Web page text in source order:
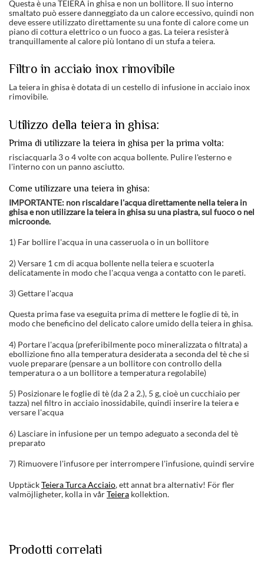
Questa è una TEIERA in ghisa e non un bollitore. Il suo interno
smaltato può essere danneggiato da un calore eccessivo, quindi non
deve essere utilizzato direttamente su una fonte di calore come un
piano di cottura elettrico o un fuoco a gas. La teiera resisterà
tranquillamente al calore più lontano di un stufa a teiera.
Filtro in acciaio inox rimovibile
La teiera in ghisa è dotata di un cestello di infusione in acciaio inox
rimovibile.
Utilizzo della teiera in ghisa:
Prima di utilizzare la teiera in ghisa per la prima volta:
risciacquarla 3 o 4 volte con acqua bollente. Pulire l'esterno e
l'interno con un panno asciutto.
Come utilizzare una teiera in ghisa:
IMPORTANTE: non riscaldare l'acqua direttamente nella teiera in
ghisa e non utilizzare la teiera in ghisa su una piastra, sul fuoco o nel
microonde.
1) Far bollire l'acqua in una casseruola o in un bollitore
2) Versare 1 cm di acqua bollente nella teiera e scuoterla
delicatamente in modo che l'acqua venga a contatto con le pareti.
3) Gettare l'acqua
Questa prima fase va eseguita prima di mettere le foglie di tè, in
modo che beneficino del delicato calore umido della teiera in ghisa.
4) Portare l'acqua (preferibilmente poco mineralizzata o filtrata) a
ebollizione fino alla temperatura desiderata a seconda del tè che si
vuole preparare (pensare a un bollitore con controllo della
temperatura o a un bollitore a temperatura regolabile)
5) Posizionare le foglie di tè (da 2 a 2.), 5 g, cioè un cucchiaio per
tazza) nel filtro in acciaio inossidabile, quindi inserire la teiera e
versare l'acqua
6) Lasciare in infusione per un tempo adeguato a seconda del tè
preparato
7) Rimuovere l'infusore per interrompere l'infusione, quindi servire
UpptäckTeiera Turca Acciaio, ett annat bra alternativ! För fler
valmöjligheter, kolla in vårTeiera kollektion.
Prodotti correlati